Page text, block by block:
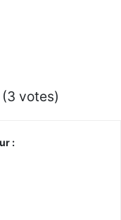
votes)
: